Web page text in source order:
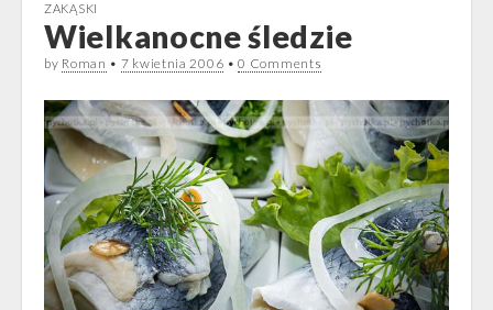
ZAKĄSKI
Wielkanocne śledzie
by Roman • 7 kwietnia 2006 •0 Comments